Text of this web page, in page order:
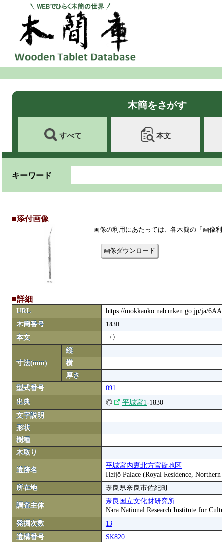
木簡をさがす
すべて 本文
キーワード
■添付画像
画像の利用にあたっては、各木簡の「画像
画像ダウンロード
■詳細
URL
https://mokkanko.nabunken.go.jp/ja/
木簡番号
1830
本文
〈〉
寸法(mm)
縦
横
厚さ
型式番号
091
出典
◎ 平城宮1-1830
文字説明
形状
樹種
木取り
遺跡名
平城宮内裏北方官衙地区
Heijō Palace (Royal Residence,
所在地
奈良県奈良市佐紀町
調査主体
奈良国立文化財研究所
Nara National Research Institute for
発掘次数
13
遺構番号
SK820